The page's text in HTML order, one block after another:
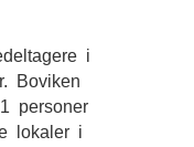
i
Boviken
personer
lokaler i